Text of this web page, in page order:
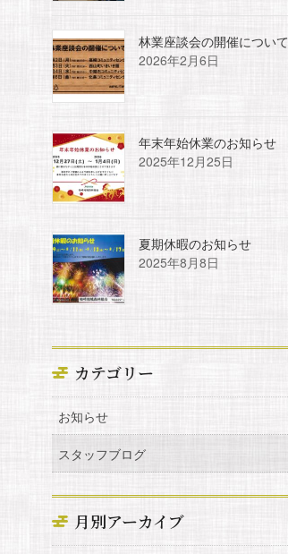
林業座談会の開催について
2026年2月6日
年末年始休業のお知らせ
2025年12月25日
夏期休暇のお知らせ
2025年8月8日
カテゴリー
お知らせ
スタッフブログ
月別アーカイブ